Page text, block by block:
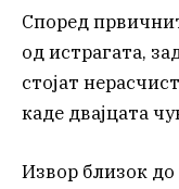
Според
од истрагата,
стојат
каде двајцата
Извор близок до